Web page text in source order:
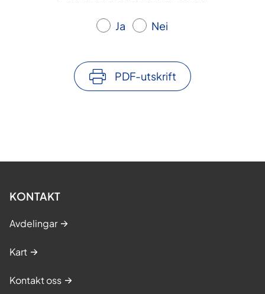
Ja Nei
PDF-utskrift
KONTAKT
Avdelingar
Kart
Kontakt oss